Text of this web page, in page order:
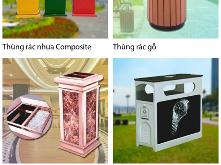
Thùng rác nhựa Composite Thùng rác gỗ